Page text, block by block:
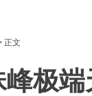
正文
峰极